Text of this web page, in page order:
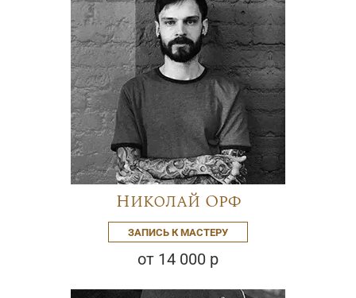
Николай Орф
ЗАПИСЬ К МАСТЕРУ
от 14 000 р